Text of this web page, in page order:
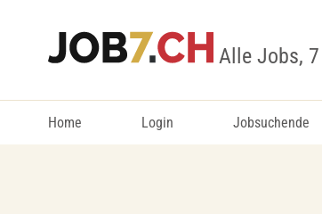
Alle Jobs, 7
Home Login Jobsuchende